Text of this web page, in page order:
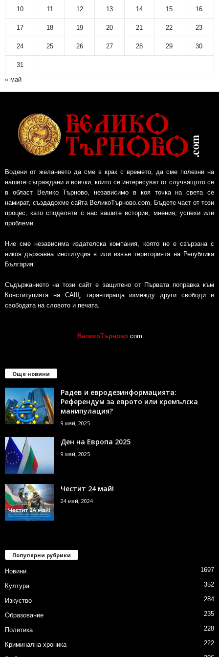
к
и
а
х
10 11 12 13 14 15 16
17 18 19 20 21 22 23
24 25 26 27 28 29 30
31
« май
Водени от желанието да сме в крак с времето, да сме полезни на
нашите съграждани и всички, които се интересуват от случващото се
в област Велико Търново, независимо в коя точка на света се
намират, създадохме сайта ВеликоТърново.com. Бъдете част от този
процес, като споделяте с нас вашите истории, мнения, успехи или
проблеми.
Ние сме независима издателска компания, която не е свързана с
никоя държавна институция в или извън териториятя на Република
България.
Съдържанието на този сайт е защитено от Първата поправка към
Конституцията на САЩ, гарантираща измежду други свободи и
свободата на словото и печата.
ВеликоТърново.com
Още новини
Радев и евродезинформацията:
Референдум за еврото или кремълска
манипулация?
9 май, 2025
Ден на Европа 2025
9 май, 2025
Честит 24 май!
24 май, 2024
Популярни рубрики
Новини 1697
Култура 352
Изкуство 284
Образование 235
Политика 228
Криминална хроника 222